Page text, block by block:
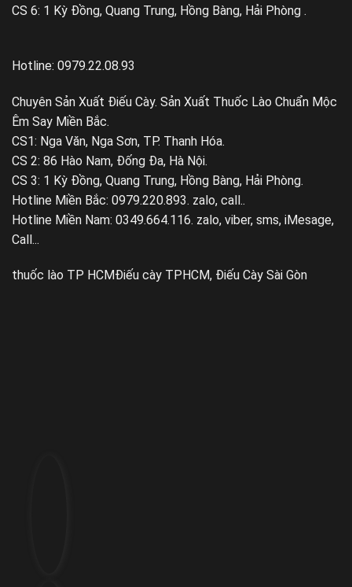
CS 6: 1 Kỳ Đồng, Quang Trung, Hồng Bàng, Hải Phòng .
Hotline: 0979.22.08.93
Chuyên Sản Xuất Điếu Cày. Sản Xuất Thuốc Lào Chuẩn Mộc
Êm Say Miền Bắc.
CS1: Nga Văn, Nga Sơn, TP. Thanh Hóa.
CS 2: 86 Hào Nam, Đống Đa, Hà Nội.
CS 3: 1 Kỳ Đồng, Quang Trung, Hồng Bàng, Hải Phòng.
Hotline Miền Bắc: 0979.220.893. zalo, call..
Hotline Miền Nam: 0349.664.116. zalo, viber, sms, iMesage,
Call...
thuốc lào TP HCMĐiếu cày TPHCM, Điếu Cày Sài Gòn